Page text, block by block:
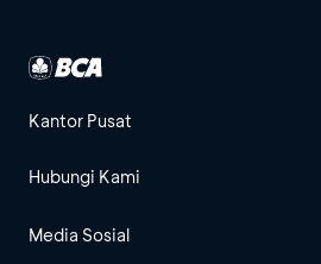
Kantor Pusat
Hubungi Kami
Media Sosial